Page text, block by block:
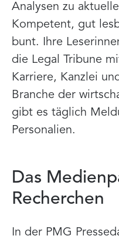
Analysen zu
Kompetent, gut
bunt. Ihre
die Legal Tribune
Karriere, Kanzlei
Branche der
gibt es täglich
Personalien.
Das
Recherchen
In der PMG